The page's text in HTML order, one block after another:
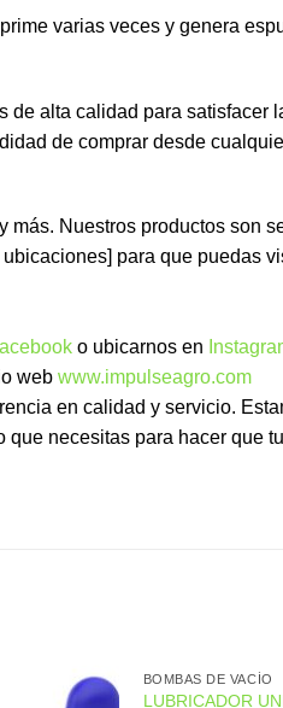
varias veces y genera
de alta calidad para satisfacer
de comprar desde
más. Nuestros productos son
para que puedas
o ubicarnos en
web www.impulseagro.com
en calidad y servicio.
necesitas para hacer que
BOMBAS DE VACÍO
LUBRICADOR